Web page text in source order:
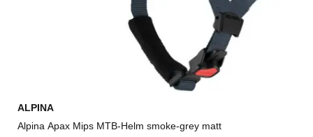
ALPINA
Alpina Apax Mips MTB-Helm smoke-grey matt